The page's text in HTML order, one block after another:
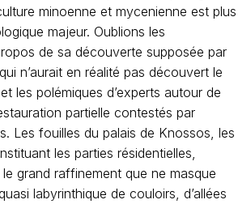
minoenne et mycenienne est plus
majeur. Oublions les
de sa découverte supposée par
n’aurait en réalité pas découvert le
les polémiques d’experts autour de
partielle contestés par
Les fouilles du palais de Knossos, les
les parties résidentielles,
grand raffinement que ne masque
labyrinthique de couloirs, d’allées